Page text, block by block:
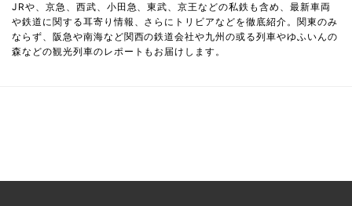
JRや、京急、西武、小田急、東武、京王などの私鉄も含め、最新車両
や鉄道に関する耳寄り情報、さらにトリビアなどを徹底紹介。関東のみ
ならず、阪急や南海など関西の鉄道会社や九州の或る列車やゆふいんの
森などの観光列車のレポートもお届けします。